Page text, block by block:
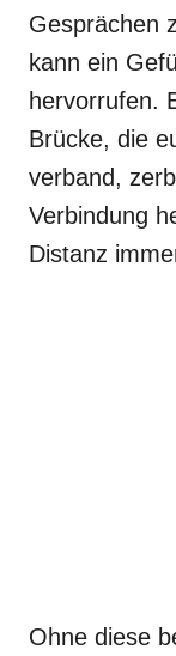
Gesprächen
kann ein
hervorrufen.
Brücke, die
verband,
Verbindung
Distanz
Ohne diese